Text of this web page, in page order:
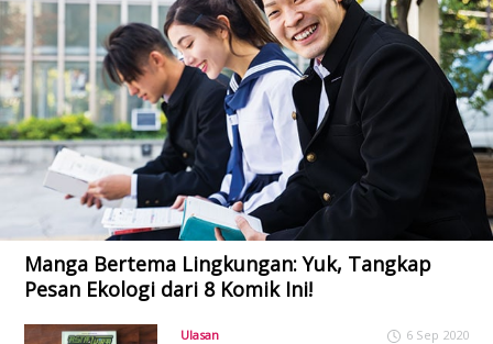
Manga Bertema Lingkungan: Yuk, Tangkap
Pesan Ekologi dari 8 Komik Ini!
Ulasan 6 Sep 2020